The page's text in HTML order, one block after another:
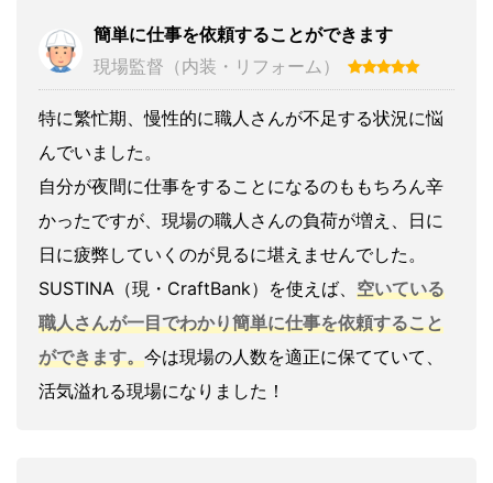
簡単に仕事を依頼することができます
現場監督（内装・リフォーム）
特に繁忙期、慢性的に職人さんが不足する状況に悩
んでいました。
自分が夜間に仕事をすることになるのももちろん辛
かったですが、現場の職人さんの負荷が増え、日に
日に疲弊していくのが見るに堪えませんでした。
SUSTINA（現・CraftBank）を使えば、 空いている
職人さんが一目でわかり簡単に仕事を依頼すること
ができます。今は現場の人数を適正に保てていて、
活気溢れる現場になりました！